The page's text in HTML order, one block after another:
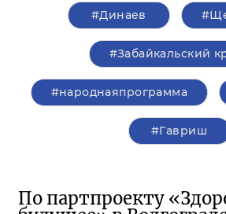
#Динаев
#Забайкальский
#народнаяпрограмма
#Гавриш
По партпроекту